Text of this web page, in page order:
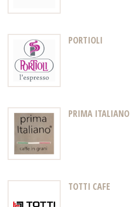
PORTIOLI
PRIMA ITALIANO
TOTTI CAFE